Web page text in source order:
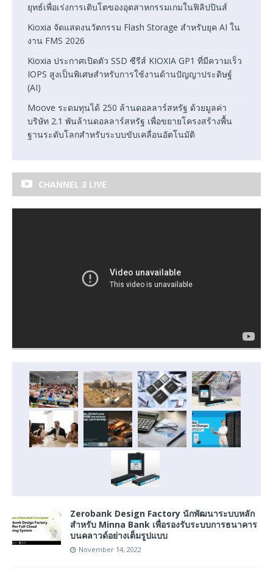
ยุทธ์เพื่อเร่งการเติบโตของอุตสาหกรรมเกมในฟิลิปปินส์
Kioxia จัดแสดงนวัตกรรม Flash Storage สำหรับยุค AI ใน
งาน FMS 2026
Kioxia ประกาศเปิดตัว SSD ซีรีส์ KIOXIA GP1 ที่มีความเร็ว
IOPS สูงเป็นพิเศษสำหรับการใช้งานด้านปัญญาประดิษฐ์
(AI)
Moove ระดมทุนได้ 250 ล้านดอลลาร์สหรัฐ ด้วยมูลค่า
บริษัท 2.1 พันล้านดอลลาร์สหรัฐ เพื่อขยายโครงสร้างพื้น
ฐานระดับโลกสำหรับระบบขับเคลื่อนอัตโนมัติ
CHANNEL 3 LIVE
Zerobank Design Factory นักพัฒนาระบบหลัก
สำหรับ Minna Bank เพื่อรองรับระบบการธนาคาร
บนคลาวด์อย่างเต็มรูปแบบ
November 14, 2022